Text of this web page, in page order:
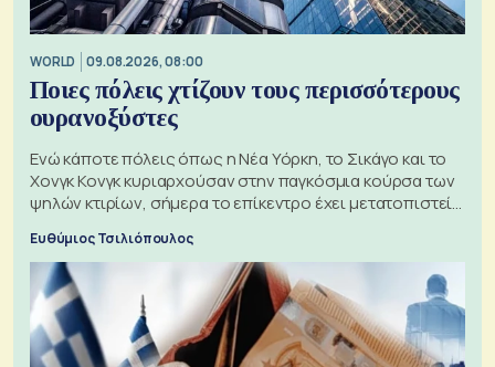
WORLD 09.08.2026, 08:00
Ποιες πόλεις χτίζουν τους περισσότερους
ουρανοξύστες
Ενώ κάποτε πόλεις όπως η Νέα Υόρκη, το Σικάγο και το
Χονγκ Κονγκ κυριαρχούσαν στην παγκόσμια κούρσα των
ψηλών κτιρίων, σήμερα το επίκεντρο έχει μετατοπιστεί
προς την Ασία
Ευθύμιος Τσιλιόπουλος